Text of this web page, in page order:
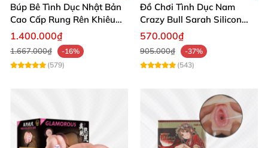
Búp Bê Tình Dục Nhật Bản
Cao Cấp Rung Rên Khiêu
Gợi 2 Lỗ
1.400.000₫
1.667.000₫
-16%
(579)
Đồ Chơi Tình Dục Nam
Crazy Bull Sarah Silicon
Cao Cấp
570.000₫
905.000₫
-37%
(543)